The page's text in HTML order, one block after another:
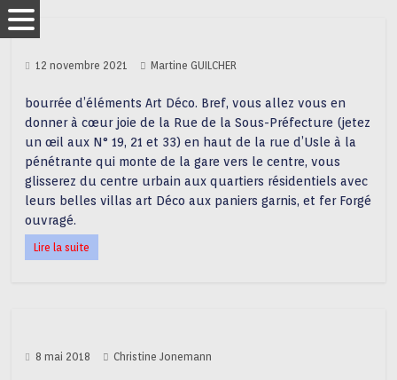
12 novembre 2021 Martine GUILCHER
bourrée d’éléments Art Déco. Bref, vous allez vous en
donner à cœur joie de la Rue de la Sous-Préfecture (jetez
un œil aux N° 19, 21 et 33) en haut de la rue d’Usle à la
pénétrante qui monte de la gare vers le centre, vous
glisserez du centre urbain aux quartiers résidentiels avec
leurs belles villas art Déco aux paniers garnis, et fer Forgé
ouvragé.
Lire la suite
8 mai 2018 Christine Jonemann